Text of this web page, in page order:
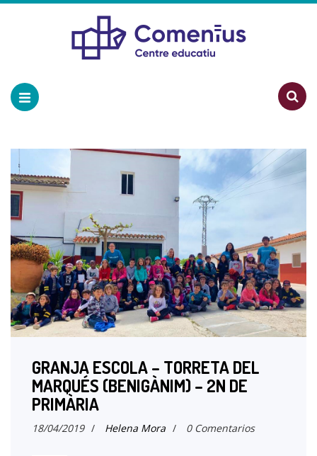
GRANJA ESCOLA – TORRETA DEL
MARQUÉS (BENIGÀNIM) – 2N DE
PRIMÀRIA
18/04/2019 / Helena Mora / 0 Comentarios